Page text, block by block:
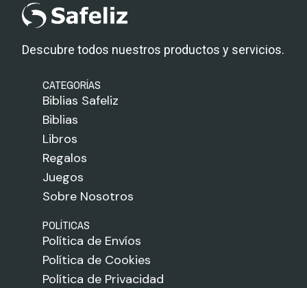
Descubre todos nuestros productos y servicios.
CATEGORÍAS
Biblias Safeliz
Biblias
Libros
Regalos
Juegos
Sobre Nosotros
POLÍTICAS
Política de Envíos
Política de Cookies
Política de Privacidad